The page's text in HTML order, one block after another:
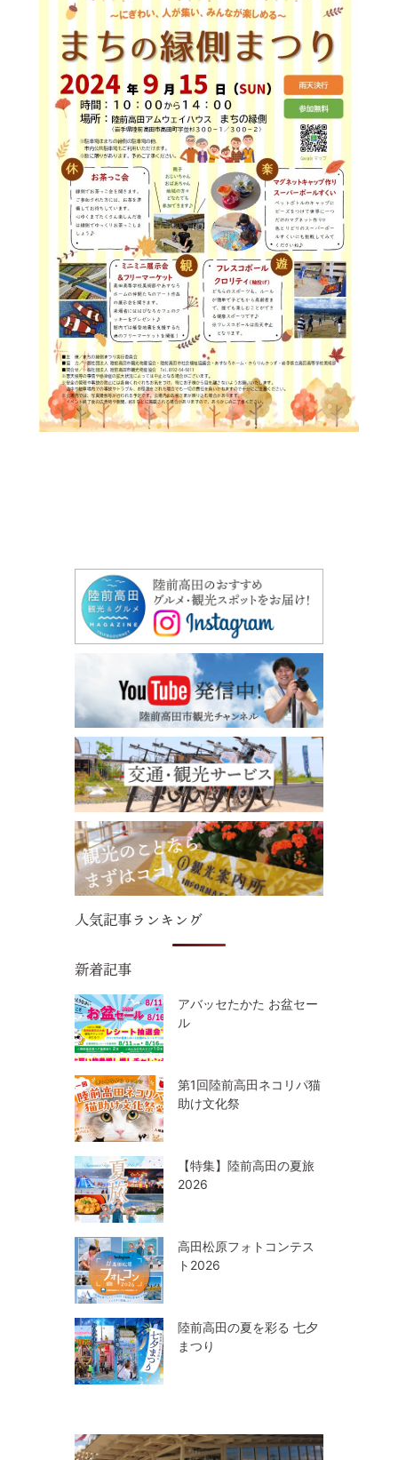
人気記事ランキング
新着記事
アバッセたかた お盆セー
ル
第1回陸前高田ネコリパ猫
助け文化祭
【特集】陸前高田の夏旅
2026
高田松原フォトコンテス
ト2026
陸前高田の夏を彩る 七夕
まつり